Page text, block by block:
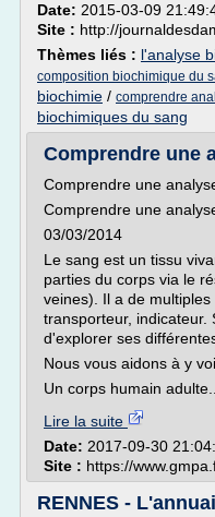
Date: 2015-03-09
Site : http://
Thèmes liés : l'analyse
composition biochimique du
biochimie / comprendre
biochimiques du sang
Comprendre une
Comprendre une
Comprendre une
03/03/2014
Le sang est un tissu
parties du corps via le
veines). Il a de
transporteur, indicateur.
d'explorer ses
Nous vous aidons à y
Un corps humain adulte...
Lire la suite
Date: 2017-09-30
Site : https://
RENNES -